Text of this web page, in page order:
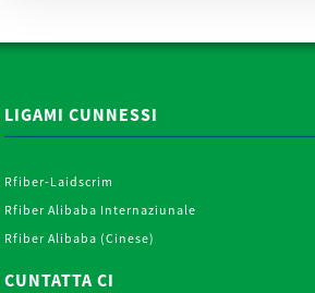
LIGAMI CUNNESSI
Rfiber-Laidscrim
Rfiber Alibaba Internaziunale
Rfiber Alibaba (Cinese)
CUNTATTA CI